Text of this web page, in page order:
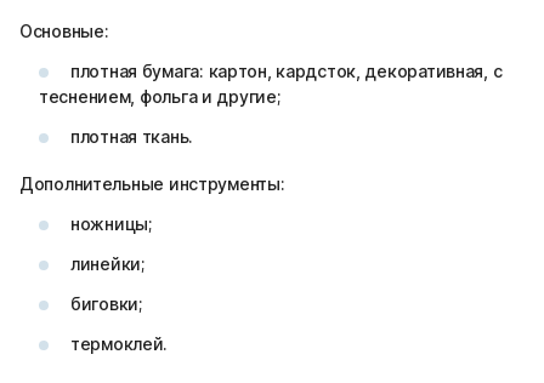
Основные:
плотная бумага: картон, кардсток, декоративная, с
теснением, фольга и другие;
плотная ткань.
Дополнительные инструменты:
ножницы;
линейки;
биговки;
термоклей.